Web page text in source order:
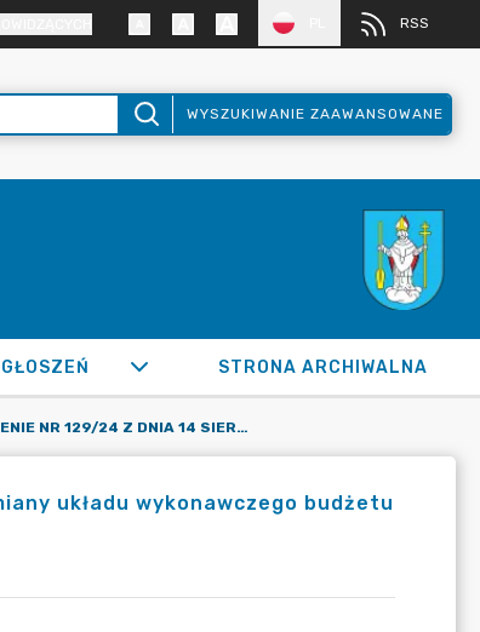
RSS
WYSZUKIWANIE ZAAWANSOWANE
STRONA ARCHIWALNA
ZARZĄDZENIE NR 129/24 Z DNIA 14 SIERPNIA 2024 R. W SPRAWIE ZMIANY UKŁADU WYKONAWCZEGO BUDŻETU MIASTA RADZIONKÓW NA 2024 ROK
układu wykonawczego budżetu